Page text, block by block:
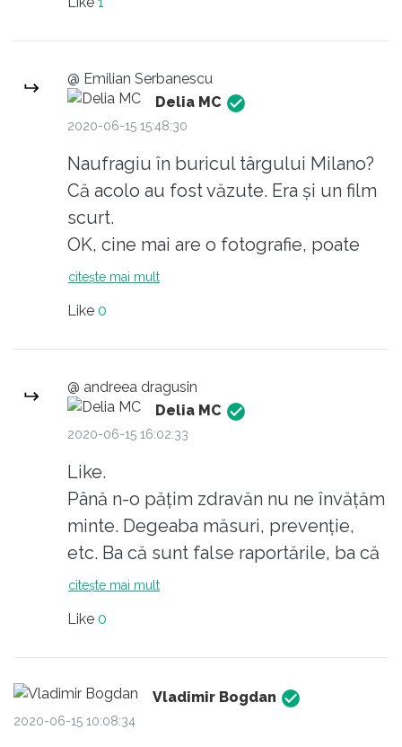
@ Emilian Serbanescu
Delia MC
2020-06-15 15:48:30
Naufragiu în buricul târgului Milano?
Că acolo au fost văzute. Era și un film
scurt.
OK, cine mai are o fotografie, poate
căuta cu Google Image.
Italiei sunt mai puțin morți?
citește mai mult
Like 0
@ andreea dragusin
Delia MC
2020-06-15 16:02:33
Like.
Până n-o pățim zdravăn nu ne învățăm
minte. Degeaba măsuri, prevenție,
etc. Ba că sunt false raportările, ba că
medici " rup tăcerea ", ba că au fost
îmbolnăvesc sau mor din cunoscuți, și
încă mai mulți, nu se conving. Mă
întreb dacă o situație ca în Italia le-ar
citește mai mult
Like 0
Vladimir Bogdan
2020-06-15 10:08:34